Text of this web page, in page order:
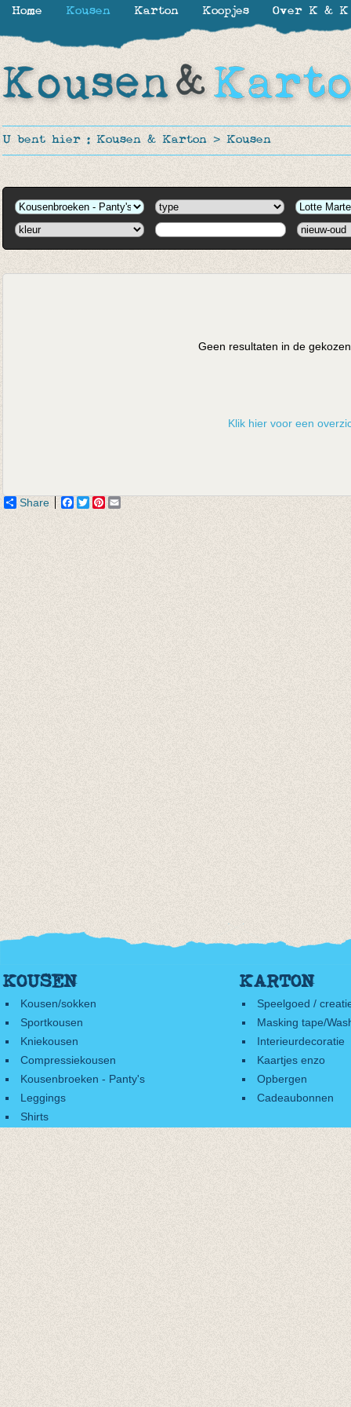
U bent hier : Kousen & Karton > Kousen
Geen resultaten in de
Klik hier voor een
Share Facebook
TwitterPinterest
KOUSEN
Kousen/sokken
Sportkousen
Kniekousen
Compressiekousen
Kousenbroeken - Panty's
Leggings
Shirts
KARTON
Speelgoed /
Masking tape/
Interieurdecoratie
Kaartjes enzo
Opbergen
Cadeaubonnen
Home Kousen Karton Koopjes Over K & K